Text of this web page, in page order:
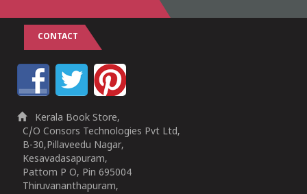
CONTACT
Kerala Book Store,
C/O Consors Technologies Pvt Ltd,
B-30,Pillaveedu Nagar,
Kesavadasapuram,
Pattom P O, Pin 695004
Thiruvananthapuram,